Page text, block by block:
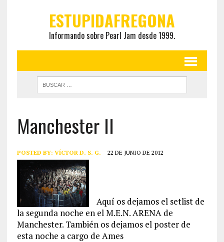
ESTUPIDAFREGONA
Informando sobre Pearl Jam desde 1999.
Manchester II
POSTED BY: VÍCTOR D. S. G. 22 DE JUNIO DE 2012
Aquí os dejamos el setlist de
la segunda noche en el M.E.N. ARENA de
Manchester. También os dejamos el poster de
esta noche a cargo de Ames